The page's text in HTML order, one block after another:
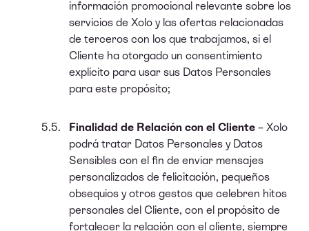
información promocional relevante sobre los
servicios de Xolo y las ofertas relacionadas
de terceros con los que trabajamos, si el
Cliente ha otorgado un consentimiento
explícito para usar sus Datos Personales
para este propósito;
Finalidad de Relación con el Cliente – Xolo
podrá tratar Datos Personales y Datos
Sensibles con el fin de enviar mensajes
personalizados de felicitación, pequeños
obsequios y otros gestos que celebren hitos
personales del Cliente, con el propósito de
fortalecer la relación con el cliente, siempre